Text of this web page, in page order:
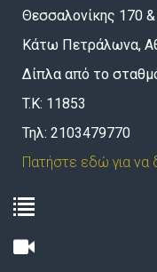
Θεσσαλονίκης 170
Κάτω Πετράλωνα,
Δίπλα από το
T.K: 11853
Τηλ: 2103479770
Πατήστε εδώ για να